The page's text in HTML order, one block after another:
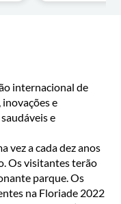
internacional de
e
e
vez a cada dez anos
Os visitantes terão
parque. Os
na Floriade 2022